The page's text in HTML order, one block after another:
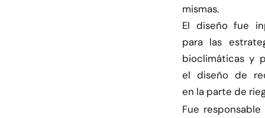
mismas.
El diseño fue
para las
bioclimáticas y
el diseño de
en la parte de
Fue